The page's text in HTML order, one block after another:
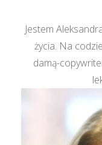
Jestem
życia. Na
damą-